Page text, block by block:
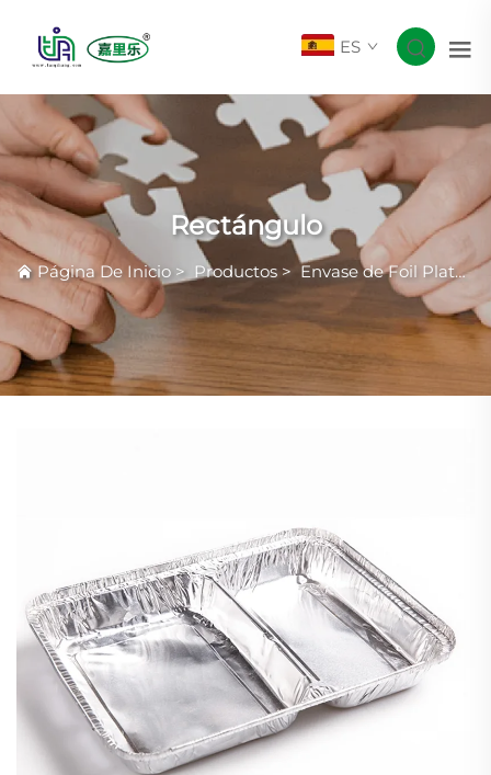
ES
Rectángulo
Página De Inicio > Productos > Envase de Foil Plateado Común con Arrugas